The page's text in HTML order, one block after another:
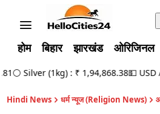
होम बिहार झारखंड ओरिजिनल
Silver (1kg) : ₹ 1,94,868.38💵 USD /
Hindi News धर्म न्यूज (Religion News)